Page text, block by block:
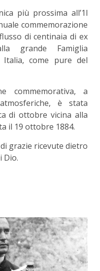
più prossima all’1l
commemorazione
di centinaia di ex
grande Famiglia
come pure del
commemorativa, a
è stata
di ottobre vicina alla
il 19 ottobre 1884.
grazie ricevute dietro
Dio.